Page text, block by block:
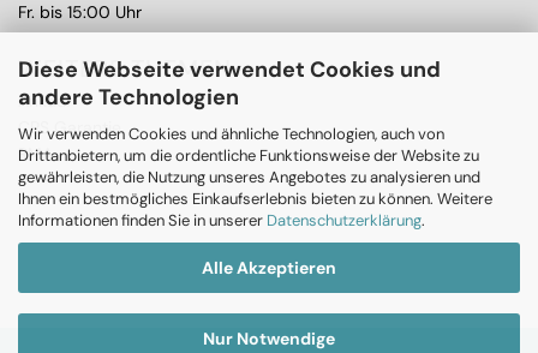
Diese Webseite verwendet Cookies und
andere Technologien
Wir verwenden Cookies und ähnliche Technologien, auch von
Drittanbietern, um die ordentliche Funktionsweise der Website zu
gewährleisten, die Nutzung unseres Angebotes zu analysieren und
Ihnen ein bestmögliches Einkaufserlebnis bieten zu können. Weitere
Informationen finden Sie in unserer Datenschutzerklärung.
Alle Akzeptieren
Nur Notwendige
Fr. bis 15:00 Uhr
WEITERE THEMEN
Ankauf
CPS Garantie
RMA